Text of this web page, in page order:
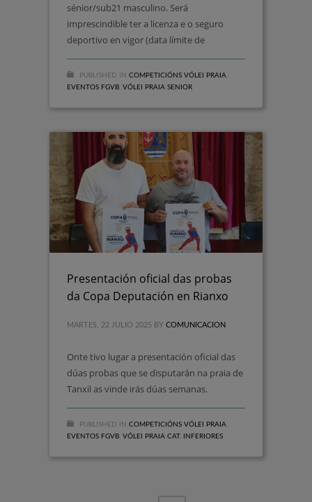
sénior/sub21 masculino. Será
imprescindible ter a licenza e o seguro
deportivo en vigor (data límite de
PUBLISHED IN COMPETICIÓNS VÓLEI PRAIA
EVENTOS FGVB VÓLEI PRAIA SENIOR
Presentación oficial das probas
da Copa Deputación en Rianxo
MARTES, 22 JULIO 2025 BY COMUNICACION
Onte tivo lugar a presentación oficial das
dúas probas que se disputarán na praia de
Tanxil as vinde irás dúas semanas.
PUBLISHED IN COMPETICIÓNS VÓLEI PRAIA
EVENTOS FGVB VÓLEI PRAIA CAT. INFERIORES